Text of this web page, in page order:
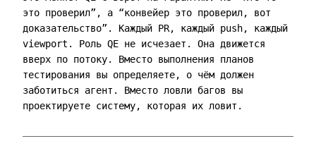
это проверил”, а “конвейер это проверил, вот
доказательство”. Каждый PR, каждый push, каждый
viewport. Роль QE не исчезает. Она движется
вверх по потоку. Вместо выполнения планов
тестирования вы определяете, о чём должен
заботиться агент. Вместо ловли багов вы
проектируете систему, которая их ловит.